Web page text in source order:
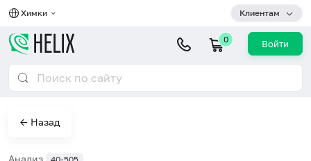
Химки Клиентам
0 Войти
← Назад
Анализ